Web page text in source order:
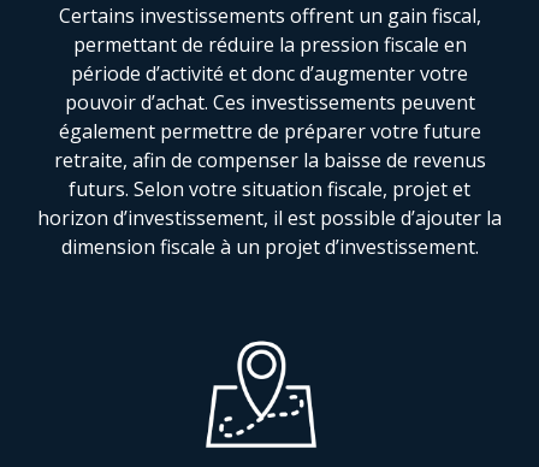
Certains investissements offrent un gain fiscal,
permettant de réduire la pression fiscale en
période d’activité et donc d’augmenter votre
pouvoir d’achat. Ces investissements peuvent
également permettre de préparer votre future
retraite, afin de compenser la baisse de revenus
futurs. Selon votre situation fiscale, projet et
horizon d’investissement, il est possible d’ajouter la
dimension fiscale à un projet d’investissement.